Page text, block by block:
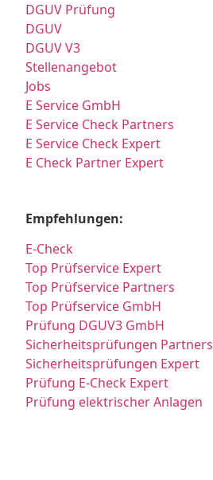
DGUV Prüfung
DGUV
DGUV V3
Stellenangebot
Jobs
E Service GmbH
E Service Check Partners
E Service Check Expert
E Check Partner Expert
Empfehlungen:
E-Check
Top Prüfservice Expert
Top Prüfservice Partners
Top Prüfservice GmbH
Prüfung DGUV3 GmbH
Sicherheitsprüfungen Partners
Sicherheitsprüfungen Expert
Prüfung E-Check Expert
Prüfung elektrischer Anlagen